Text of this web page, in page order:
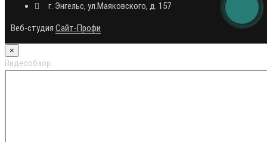
г. Энгельс, ул.Маяковского, д. 157
Веб-студия Сайт-Профи
×
Видеообзор